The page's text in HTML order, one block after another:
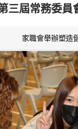
三屆常務委
家職會舉辦塑造